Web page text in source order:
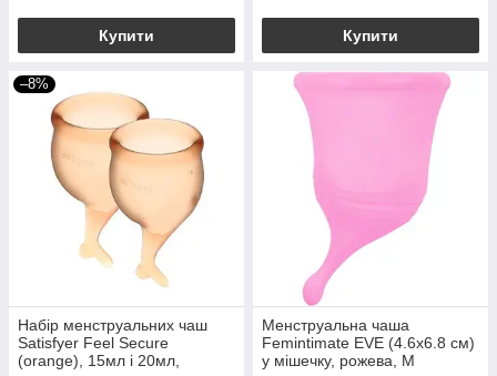
Купити Купити
–8%
Набір менструальних чаш
Satisfyer Feel Secure
(orange), 15мл і 20мл,
Менструальна чаша
Femintimate EVE (4.6x6.8 см)
у мішечку, рожева, M